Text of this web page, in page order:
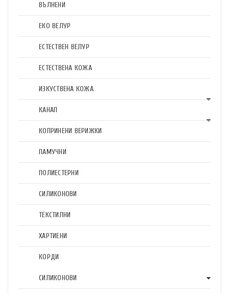
ВЪЛНЕНИ
ЕКО ВЕЛУР
ЕСТЕСТВЕН ВЕЛУР
ЕСТЕСТВЕНА КОЖА
ИЗКУСТВЕНА КОЖА
КАНАП
КОПРИНЕНИ ВЕРИЖКИ
ПАМУЧНИ
ПОЛИЕСТЕРНИ
СИЛИКОНОВИ
ТЕКСТИЛНИ
ХАРТИЕНИ
КОРДИ
СИЛИКОНОВИ